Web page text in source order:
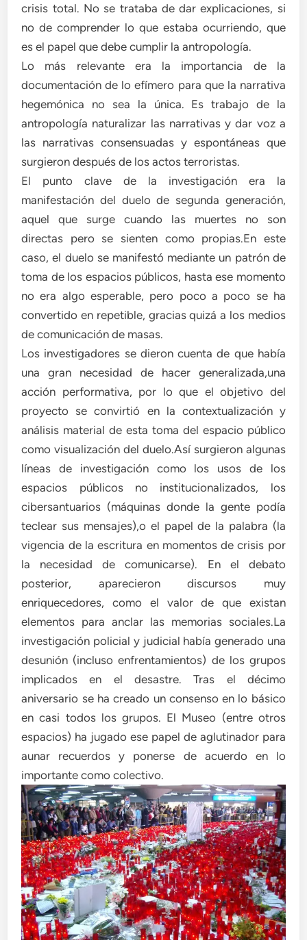
crisis total. No se trataba de dar explicaciones, si
no de comprender lo que estaba ocurriendo, que
es el papel que debe cumplir la antropología.
Lo más relevante era la importancia de la
documentación de lo efímero para que la narrativa
hegemónica no sea la única. Es trabajo de la
antropología naturalizar las narrativas y dar voz a
las narrativas consensuadas y espontáneas que
surgieron después de los actos terroristas.
El punto clave de la investigación era la
manifestación del duelo de segunda generación,
aquel que surge cuando las muertes no son
directas pero se sienten como propias.En este
caso, el duelo se manifestó mediante un patrón de
toma de los espacios públicos, hasta ese momento
no era algo esperable, pero poco a poco se ha
convertido en repetible, gracias quizá a los medios
de comunicación de masas.
Los investigadores se dieron cuenta de que había
una gran necesidad de hacer generalizada,una
acción performativa, por lo que el objetivo del
proyecto se convirtió en la contextualización y
análisis material de esta toma del espacio público
como visualización del duelo.Así surgieron algunas
líneas de investigación como los usos de los
espacios públicos no institucionalizados, los
cibersantuarios (máquinas donde la gente podía
teclear sus mensajes),o el papel de la palabra (la
vigencia de la escritura en momentos de crisis por
la necesidad de comunicarse). En el debato
posterior, aparecieron discursos muy
enriquecedores, como el valor de que existan
elementos para anclar las memorias sociales.La
investigación policial y judicial había generado una
desunión (incluso enfrentamientos) de los grupos
implicados en el desastre. Tras el décimo
aniversario se ha creado un consenso en lo básico
en casi todos los grupos. El Museo (entre otros
espacios) ha jugado ese papel de aglutinador para
aunar recuerdos y ponerse de acuerdo en lo
importante como colectivo.